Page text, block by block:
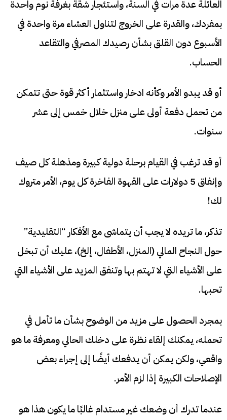
العائلة عدة مرات في السنة، واستئجار شقة بغرفة نوم واحدة
بمفردك، والقدرة على الخروج لتناول العشاء مرة واحدة في
الأسبوع دون القلق بشأن رصيدك المصرفي والتقاعد
الحساب.
أو قد يبدو الأمر وكأنه ادخار واستثمار أكثر قوة حتى تتمكن
من تحمل دفعة أولى على منزل خلال خمس إلى عشر
سنوات.
أو قد ترغب في القيام برحلة دولية كبيرة ومذهلة كل صيف
وإنفاق 5 دولارات على القهوة الفاخرة كل يوم، الأمر متروك
لك!
تذكر، ما تريده لا يجب أن يتماشى مع الأفكار “التقليدية”
حول النجاح المالي (المنزل، الأطفال، إلخ)، عليك أن تبخل
على الأشياء التي لا تهتم بها وتنفق المزيد على الأشياء التي
تحبها.
بمجرد الحصول على مزيد من الوضوح بشأن ما تأمل في
تحمله، يمكنك إلقاء نظرة على دخلك الحالي ومعرفة ما هو
واقعي، ولكن يمكن أن يدفعك أيضًا إلى إجراء بعض
الإصلاحات الكبيرة إذا لزم الأمر.
عندما تدرك أن وضعك غير مستدام غالبًا ما يكون هذا هو